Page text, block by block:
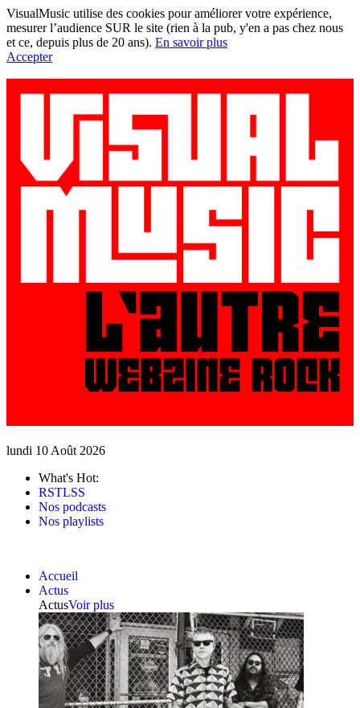
VisualMusic utilise des cookies pour améliorer votre expérience,
mesurer l’audience SUR le site (rien à la pub, y'en a pas chez nous
et ce, depuis plus de 20 ans). En savoir plus
Accepter
lundi 10 Août 2026
What's Hot:
RSTLSS
Nos podcasts
Nos playlists
Accueil
Actus
ActusVoir plus